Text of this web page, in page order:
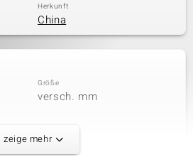
Herkunft
China
Größe
versch. mm
China
zeige mehr